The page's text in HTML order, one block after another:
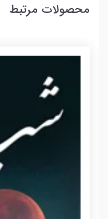
محصولات مرتبط